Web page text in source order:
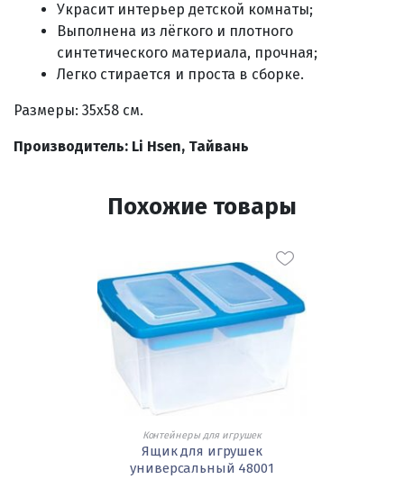
Украсит интерьер детской комнаты;
Выполнена из лёгкого и плотного
синтетического материала, прочная;
Легко стирается и проста в сборке.
Размеры: 35х58 см.
Производитель: Li Hsen, Тайвань
Похожие товары
Контейнеры для игрушек
Ящик для игрушек
универсальный 48001